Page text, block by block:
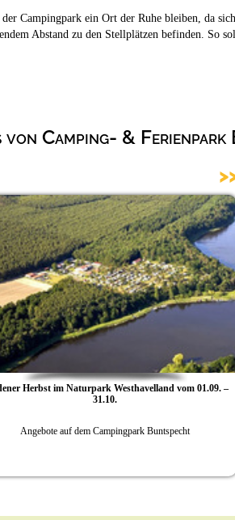
Campingpark ein Ort der Ruhe bleiben, da
Abstand zu den Stellplätzen befinden. So
Camping- &
Westhavelland vom 01.09. –
dem Campingpark Buntspecht